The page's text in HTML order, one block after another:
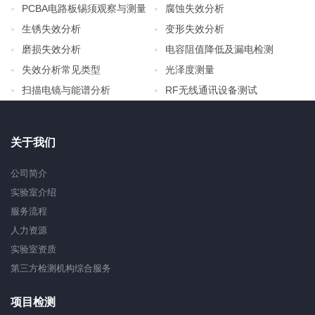
PCBA电路板锡须观察与测量
腐蚀失效分析
生锈失效分析
变形失效分析
磨损失效分析
电容阻值降低及漏电检测
失效分析常见类型
光泽度测量
扫描电镜与能谱分析
RF无线通讯设备测试
关于我们
公司简介
实验室介绍
服务流程
人力资源
实验室资质
第三方检测机构综合服务
项目检测